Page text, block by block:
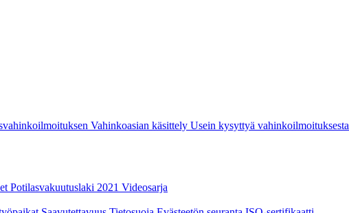
Vahinkoasian käsittely Usein kysyttyä vahinkoilmoituksesta
Potilasvakuutuslaki 2021 Videosarja